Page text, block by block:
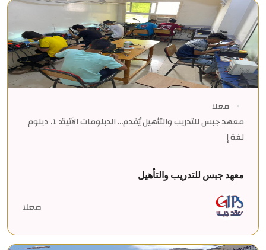
معلا
معهد جبس للتدريب والتأهيل يُقدم... الدبلومات الآتية: 1. دبلوم
لغة إ
معهد جبس للتدريب والتأهيل
معلا